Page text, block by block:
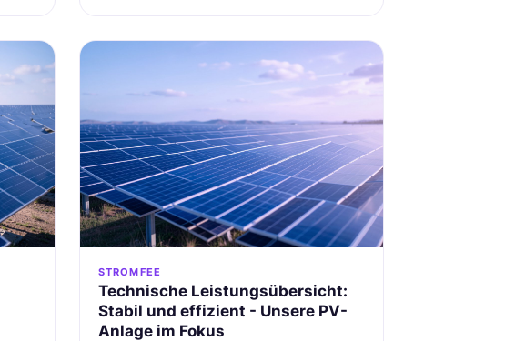
STROMFEE
Technische Leistungsübersicht:
Stabil und effizient - Unsere PV-
Anlage im Fokus